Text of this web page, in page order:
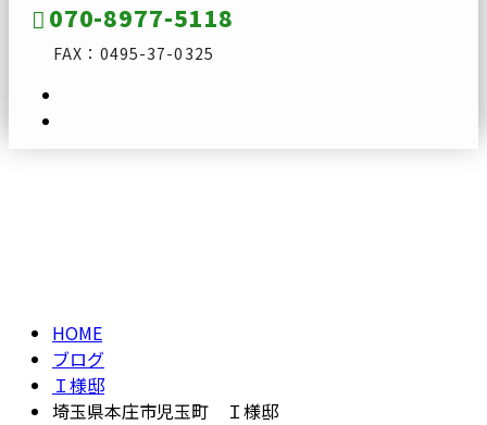
070-8977-5118
FAX：0495-37-0325
HOME
ブログ
Ｉ様邸
埼玉県本庄市児玉町 Ｉ様邸